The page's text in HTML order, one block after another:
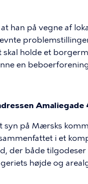
han på vegne af
holde et
en
Amaliegade
syn på Mærsks
i et
der både
højde og